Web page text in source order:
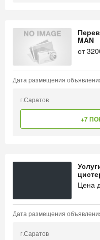
MAN
от
Дата размещения
г.Саратов
+7
Цена
Дата размещения
г.Саратов